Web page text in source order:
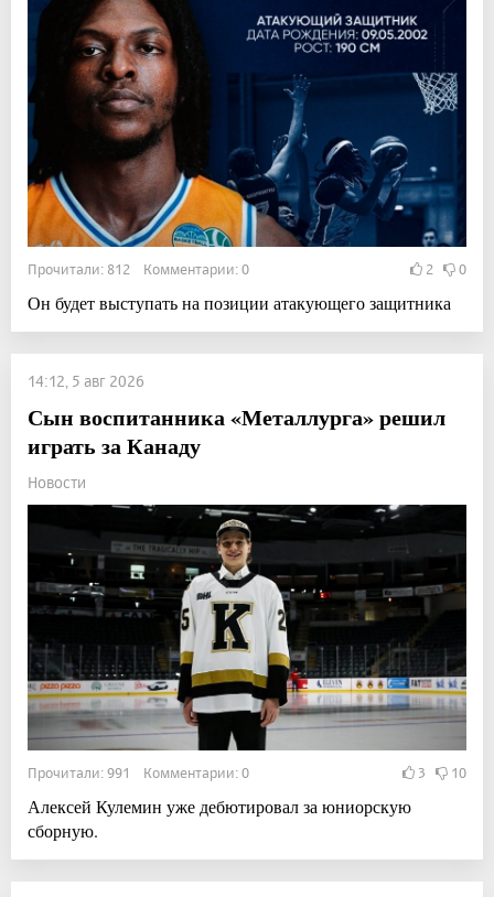
Прочитали: 812 Комментарии: 0 2 0
Он будет выступать на позиции атакующего защитника
14:12, 5 авг 2026
Сын воспитанника «Металлурга» решил
играть за Канаду
Новости
Прочитали: 991 Комментарии: 0 3 10
Алексей Кулемин уже дебютировал за юниорскую
сборную.